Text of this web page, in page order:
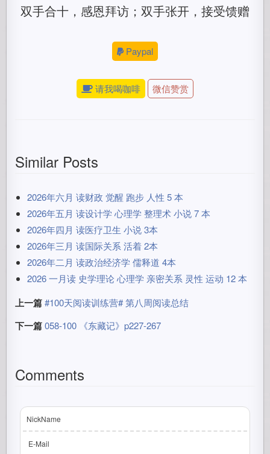
双手合十，感恩拜访；双手张开，接受馈赠
Paypal
请我喝咖啡 微信赞赏
Similar Posts
2026年六月 读财政 觉醒 跑步 人性 5 本
2026年五月 读设计学 心理学 整理术 小说 7 本
2026年四月 读医疗卫生 小说 3本
2026年三月 读国际关系 活着 2本
2026年二月 读政治经济学 儒释道 4本
2026 一月读 史学理论 心理学 亲密关系 灵性 运动 12 本
上一篇 #100天阅读训练营# 第八周阅读总结
下一篇 058-100 《东藏记》p227-267
Comments
NickName
E-Mail